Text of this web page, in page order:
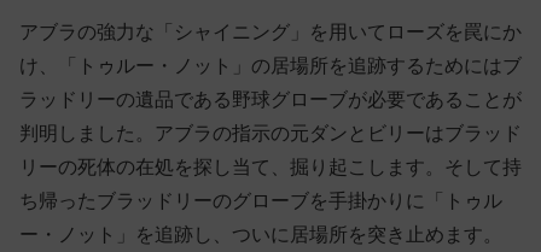
アブラの強力な「シャイニング」を用いてローズを罠にか
け、「トゥルー・ノット」の居場所を追跡するためにはブ
ラッドリーの遺品である野球グローブが必要であることが
判明しました。アブラの指示の元ダンとビリーはブラッド
リーの死体の在処を探し当て、掘り起こします。そして持
ち帰ったブラッドリーのグローブを手掛かりに「トゥル
ー・ノット」を追跡し、ついに居場所を突き止めます。